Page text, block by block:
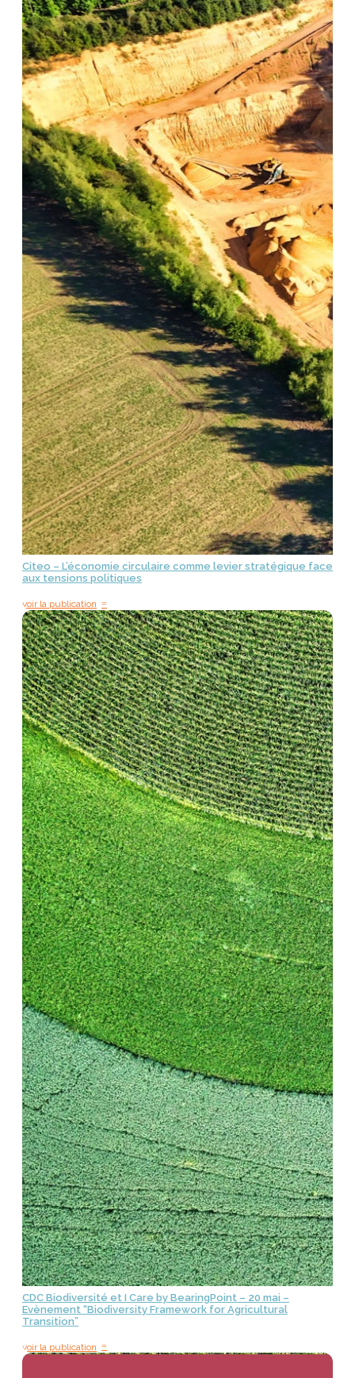
Citeo – L’économie circulaire comme levier stratégique face
aux tensions politiques
voir la publication =
CDC Biodiversité et I Care by BearingPoint – 20 mai –
Evènement “Biodiversity Framework for Agricultural
Transition”
voir la publication =